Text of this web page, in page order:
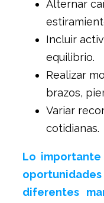
Alternar
Incluir
equilibrio.
Realizar
brazos,
Variar
cotidianas.
Lo
diferentes